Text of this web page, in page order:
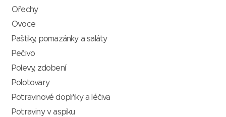
Ořechy
Ovoce
Paštiky, pomazánky a saláty
Pečivo
Polevy, zdobení
Polotovary
Potravinové doplňky a léčiva
Potraviny v aspiku